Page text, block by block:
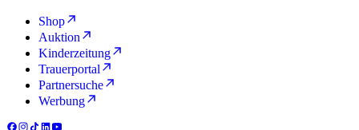
Shop
Auktion
Kinderzeitung
Trauerportal
Partnersuche
Werbung